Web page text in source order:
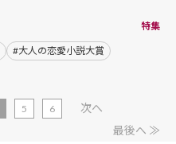
特集
#大人の恋愛小説大賞
5 6
次へ
最後へ ≫